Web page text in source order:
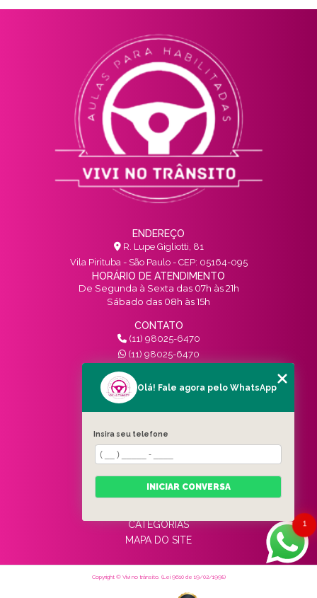
ENDEREÇO
R. Lupe Gigliotti, 81
Vila Pirituba - São Paulo - CEP: 05164-095
HORÁRIO DE ATENDIMENTO
De Segunda à Sexta das 07h às 21h
Sábado das 08h às 15h
CONTATO
(11) 98025-6470
(11) 98025-6470
contato@vivinotransito.com.br
SIGA-NOS!
MENU
HOME
QUEM SOMOS
SERVIÇOS
BLOG
CATEGORIAS
MAPA DO SITE
Copyright © Vivi no trânsito. (Lei 9610 de 19/02/1998)
1
Olá! Fale agora pelo WhatsApp
Insira seu telefone
INICIAR CONVERSA